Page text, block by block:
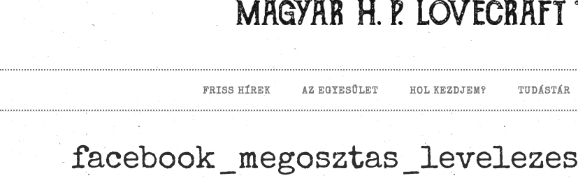
FRISS HÍREK AZ EGYESÜLET HOL KEZDJEM? TUDÁSTÁR
facebook_megosztas_levelezes